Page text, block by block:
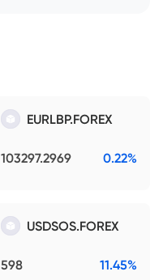
EURLBP.FOREX
103297.2969 0.22%
USDSOS.FOREX
598 11.45%